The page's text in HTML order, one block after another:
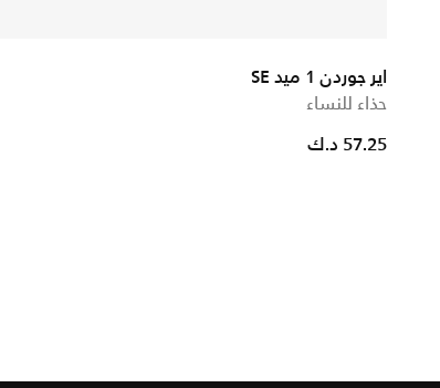
اير جوردن 1 ميد SE
حذاء للنساء
57.25 د.ك